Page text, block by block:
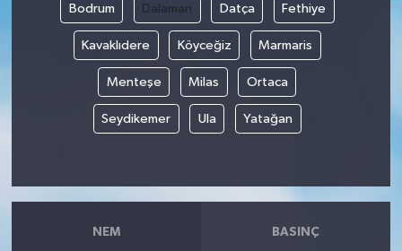
Bodrum Dalaman Datça Fethiye
Kavaklıdere Köyceğiz Marmaris
Menteşe Milas Ortaca
Seydikemer Ula Yatağan
NEM BASINÇ
HABERDE İNSAN
KÜLTÜR SANAT
MAGAZİN
SAĞLIK
ŞİRKET HABERLERİ